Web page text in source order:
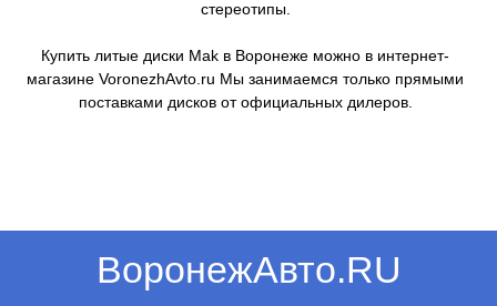
стереотипы.
Купить литые диски Mak в Воронеже можно в интернет-
магазине VoronezhAvto.ru Мы занимаемся только прямыми
поставками дисков от официальных дилеров.
ВоронежАвто.RU